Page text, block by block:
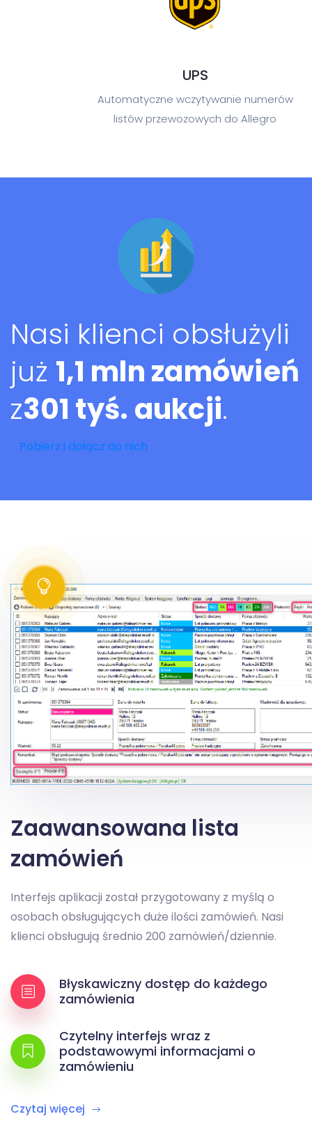
UPS
Automatyczne wczytywanie numerów
listów przewozowych do Allegro
Nasi klienci obsłużyli
już 1,1 mln zamówień
z301 tyś. aukcji.
Pobierz i dołącz do nich
Zaawansowana lista
zamówień
Interfejs aplikacji został przygotowany z myślą o
osobach obsługujących duże ilości zamówień. Nasi
klienci obsługują średnio 200 zamówień/dziennie.
Błyskawiczny dostęp do każdego
zamówienia
Czytelny interfejs wraz z
podstawowymi informacjami o
zamówieniu
Czytaj więcej